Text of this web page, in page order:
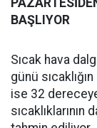
BAŞLIYOR
Sıcak hava
günü
ise 32